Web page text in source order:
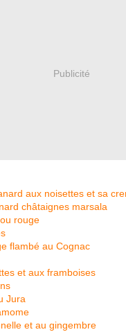
Publicité
aux noisettes et sa
châtaignes marsala
rouge
flambé au Cognac
et aux framboises
Jura
et au gingembre